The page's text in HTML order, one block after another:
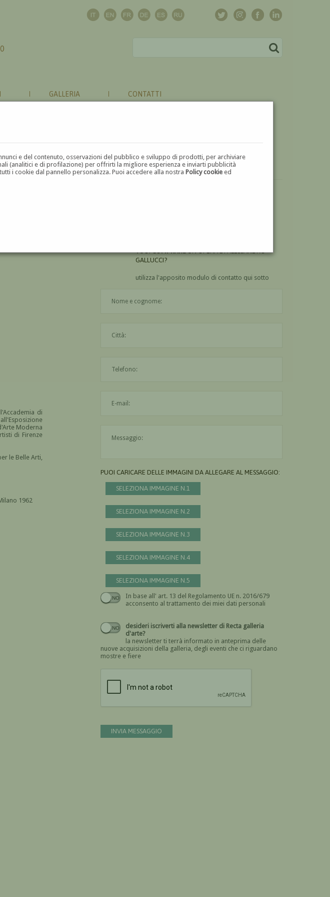
e del contenuto, osservazioni del pubblico e sviluppo di prodotti, per archiviare
(analitici e di profilazione) per offrirti la migliore esperienza e inviarti pubblicità
i cookie dal pannello personalizza. Puoi accedere alla nostraPolicy cookie ed
GALLERIA CONTATTI
di
Moderna
di Firenze
le Belle Arti,
1962
VUOICOMPRAREUN'OPERA DI ALESSANDRO
GALLUCCI?
utilizza l'apposito modulo di contatto qui sotto
PUOI CARICARE DELLE IMMAGINI DA ALLEGARE AL MESSAGGIO:
SELEZIONA IMMAGINE N.1
SELEZIONA IMMAGINE N.2
SELEZIONA IMMAGINE N.3
SELEZIONA IMMAGINE N.4
SELEZIONA IMMAGINE N.5
In base all' art. 13 del Regolamento UE n. 2016/679
acconsento al trattamento dei miei dati personali
Devi dare il consenso
desideri iscriverti alla newsletter di Recta galleria
d'arte?
la newsletter ti terrà informato in anteprima delle
nuove acquisizioni della galleria, degli eventi che ci riguardano
mostre e fiere
INVIA MESSAGGIO